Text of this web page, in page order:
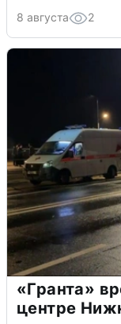
8 августа 2
«Гранта»
центре